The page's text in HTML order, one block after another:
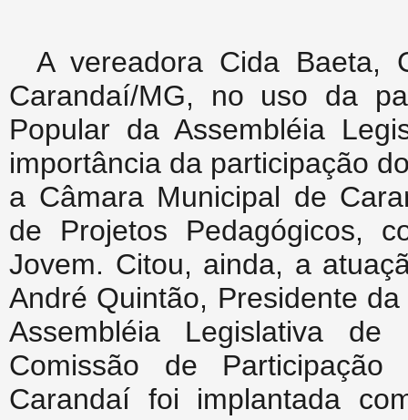
A vereadora Cida Baeta,
Carandaí/MG, no uso da
Popular da Assembléia
importância da participação
a Câmara Municipal de
de Projetos Pedagógicos,
Jovem. Citou, ainda, a
André Quintão, Presidente
Assembléia Legislativa
Comissão de
Carandaí foi implantada